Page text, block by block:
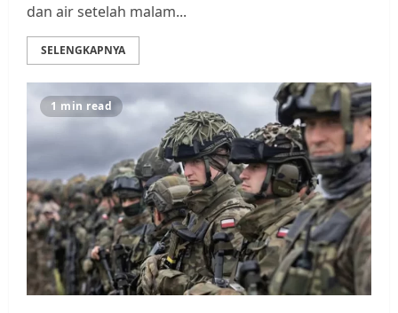
dan air setelah malam...
SELENGKAPNYA
1 min read